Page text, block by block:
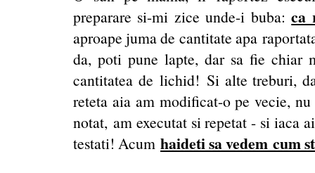
preparare si-mi zice unde-i buba:ca
aproape juma de cantitate apa
da, poti pune lapte, dar sa fie chiar
cantitatea de lichid! Si alte treburi,
reteta aia am modificat-o pe vecie,
notat, am executat si repetat - si iaca
testati! Acum haideti sa vedem cum